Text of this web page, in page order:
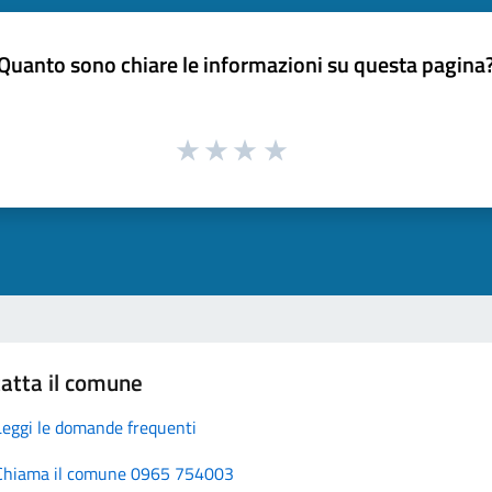
sono chiare le informazioni su questa
il comune
le domande frequenti
il comune 0965 754003